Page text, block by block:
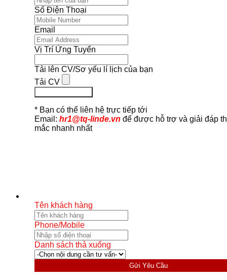
Số Điện Thoại
Email
Vị Trí Ứng Tuyển
Tải lên CV/Sơ yếu lí lịch của bạn
Tải CV
* Bạn có thể liên hệ trực tiếp tới
Email: hr1@tq-linde.vn để được hỗ trợ và giải đáp
mắc nhanh nhất
Tên khách hàng
Phone/Mobile
Danh sách thả xuống
Gửi Yêu Cầu